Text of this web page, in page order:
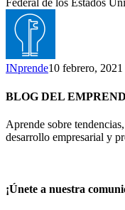
Federal de los Estados
INprende10 febrero, 2021
BLOG DEL
Aprende sobre
desarrollo empresarial y
¡Únete a nuestra